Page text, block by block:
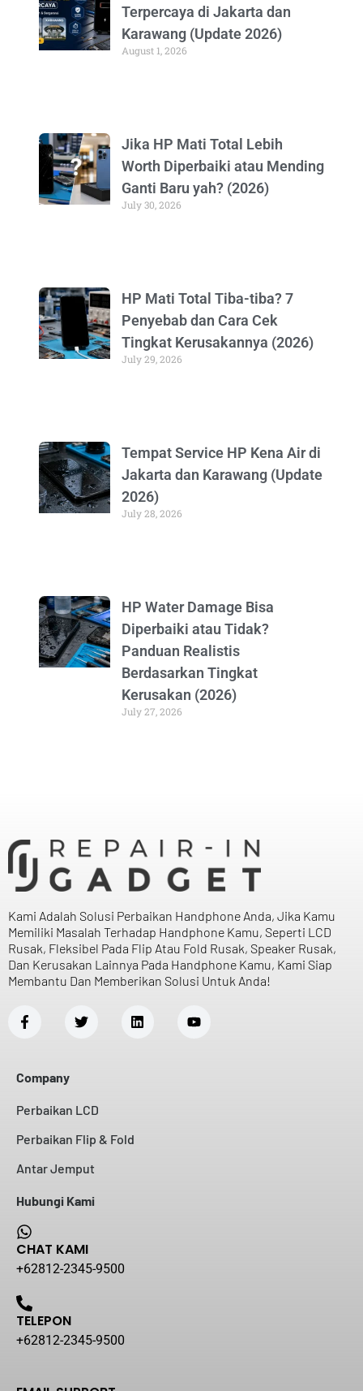
Terpercaya di Jakarta dan
Karawang (Update 2026)
August 1, 2026
Jika HP Mati Total Lebih
Worth Diperbaiki atau Mending
Ganti Baru yah? (2026)
July 30, 2026
HP Mati Total Tiba-tiba? 7
Penyebab dan Cara Cek
Tingkat Kerusakannya (2026)
July 29, 2026
Tempat Service HP Kena Air di
Jakarta dan Karawang (Update
2026)
July 28, 2026
HP Water Damage Bisa
Diperbaiki atau Tidak?
Panduan Realistis
Berdasarkan Tingkat
Kerusakan (2026)
July 27, 2026
Kami Adalah Solusi Perbaikan Handphone Anda, Jika Kamu
Memiliki Masalah Terhadap Handphone Kamu, Seperti LCD
Rusak, Fleksibel Pada Flip Atau Fold Rusak, Speaker Rusak,
Dan Kerusakan Lainnya Pada Handphone Kamu, Kami Siap
Membantu Dan Memberikan Solusi Untuk Anda!
Company
Perbaikan LCD
Perbaikan Flip & Fold
Antar Jemput
Hubungi Kami
CHAT KAMI
+62812-2345-9500
TELEPON
+62812-2345-9500